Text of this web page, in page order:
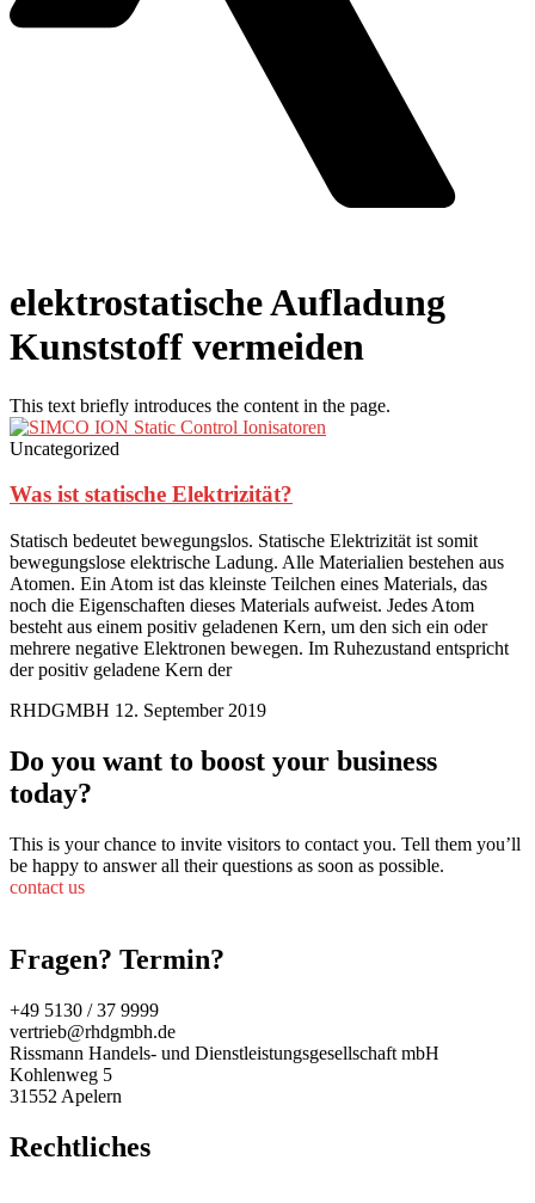
elektrostatische Aufladung
Kunststoff vermeiden
This text briefly introduces the content in the page.
Uncategorized
Was ist statische Elektrizität?
Statisch bedeutet bewegungslos. Statische Elektrizität ist somit
bewegungslose elektrische Ladung. Alle Materialien bestehen aus
Atomen. Ein Atom ist das kleinste Teilchen eines Materials, das
noch die Eigenschaften dieses Materials aufweist. Jedes Atom
besteht aus einem positiv geladenen Kern, um den sich ein oder
mehrere negative Elektronen bewegen. Im Ruhezustand entspricht
der positiv geladene Kern der
RHDGMBH 12. September 2019
Do you want to boost your business
today?
This is your chance to invite visitors to contact you. Tell them you’ll
be happy to answer all their questions as soon as possible.
contact us
Fragen? Termin?
+49 5130 / 37 9999
vertrieb@rhdgmbh.de
Rissmann Handels- und Dienstleistungsgesellschaft mbH
Kohlenweg 5
31552 Apelern
Rechtliches